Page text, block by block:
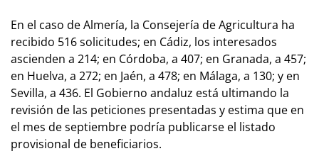
En el caso de Almería, la Consejería de Agricultura ha
recibido 516 solicitudes; en Cádiz, los interesados
ascienden a 214; en Córdoba, a 407; en Granada, a 457;
en Huelva, a 272; en Jaén, a 478; en Málaga, a 130; y en
Sevilla, a 436. El Gobierno andaluz está ultimando la
revisión de las peticiones presentadas y estima que en
el mes de septiembre podría publicarse el listado
provisional de beneficiarios.